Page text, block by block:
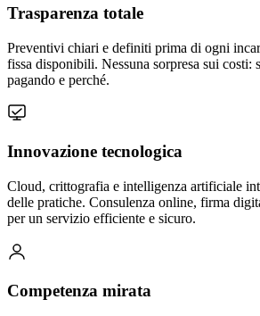
Trasparenza totale
Preventivi chiari e definiti prima di ogni
fissa disponibili. Nessuna sorpresa sui costi:
pagando e perché.
Innovazione tecnologica
Cloud, crittografia e intelligenza artificiale
delle pratiche. Consulenza online, firma
per un servizio efficiente e sicuro.
Competenza mirata